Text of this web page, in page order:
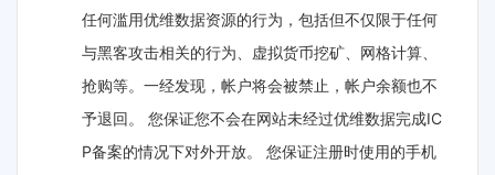
任何滥用优维数据资源的行为，包括但不仅限于任何
与黑客攻击相关的行为、虚拟货币挖矿、网格计算、
抢购等。一经发现，帐户将会被禁止，帐户余额也不
予退回。 您保证您不会在网站未经过优维数据完成IC
P备案的情况下对外开放。 您保证注册时使用的手机